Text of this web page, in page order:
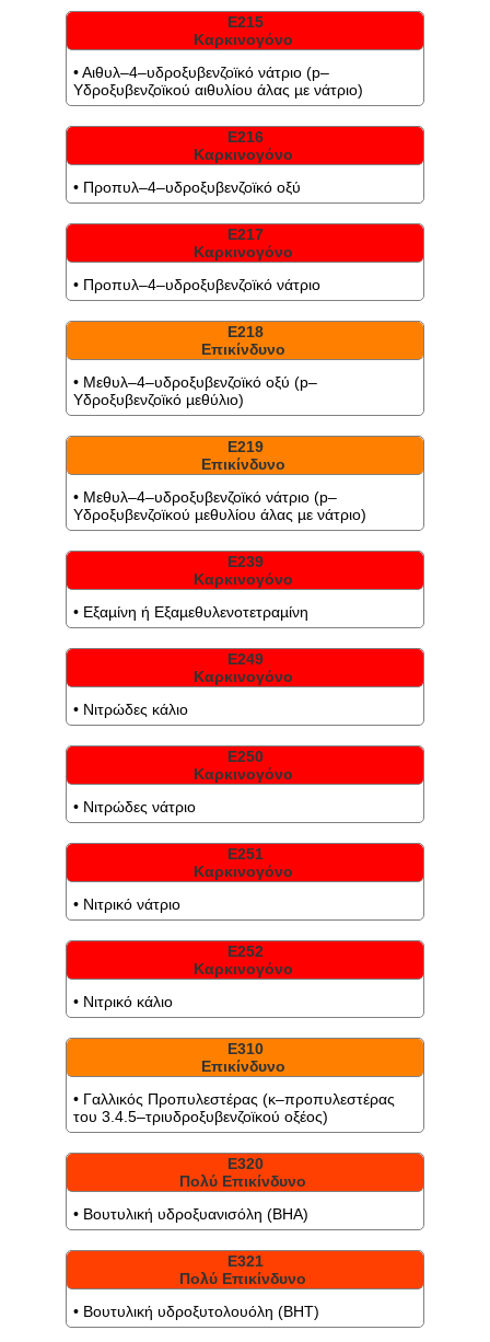
Ε215
Καρκινογόνο
• Αιθυλ–4–υδροξυβενζοϊκό νάτριο (p–
Υδροξυβενζοϊκού αιθυλίου άλας µε νάτριο)
Ε216
Καρκινογόνο
• Προπυλ–4–υδροξυβενζοϊκό οξύ
Ε217
Καρκινογόνο
• Προπυλ–4–υδροξυβενζοϊκό νάτριο
Ε218
Επικίνδυνο
• Μεθυλ–4–υδροξυβενζοϊκό οξύ (p–
Υδροξυβενζοϊκό µεθύλιο)
Ε219
Επικίνδυνο
• Μεθυλ–4–υδροξυβενζοϊκό νάτριο (p–
Υδροξυβενζοϊκού µεθυλίου άλας µε νάτριο)
Ε239
Καρκινογόνο
• Εξαµίνη ή Εξαµεθυλενοτετραµίνη
Ε249
Καρκινογόνο
• Νιτρώδες κάλιο
Ε250
Καρκινογόνο
• Νιτρώδες νάτριο
Ε251
Καρκινογόνο
• Νιτρικό νάτριο
Ε252
Καρκινογόνο
• Νιτρικό κάλιο
Ε310
Επικίνδυνο
• Γαλλικός Προπυλεστέρας (κ–προπυλεστέρας
του 3.4.5–τριυδροξυβενζοϊκού οξέος)
Ε320
Πολύ Επικίνδυνο
• Βουτυλική υδροξυανισόλη (BHA)
Ε321
Πολύ Επικίνδυνο
• Βουτυλική υδροξυτολουόλη (BHΤ)